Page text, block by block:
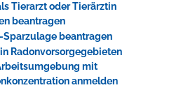
Tierarzt oder Tierärztin
beantragen
beantragen
Radonvorsorgegebieten
mit
anmelden